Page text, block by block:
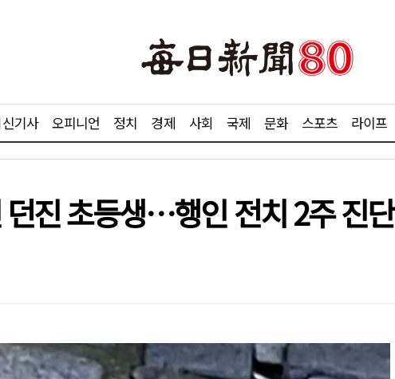
기사 오피니언 정치 경제 사회 국제 문화 스포츠 라이프
진 초등생…행인 전치 2주 진단